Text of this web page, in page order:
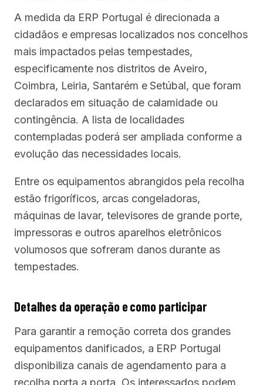
A medida da ERP Portugal é direcionada a
cidadãos e empresas localizados nos concelhos
mais impactados pelas tempestades,
especificamente nos distritos de Aveiro,
Coimbra, Leiria, Santarém e Setúbal, que foram
declarados em situação de calamidade ou
contingência. A lista de localidades
contempladas poderá ser ampliada conforme a
evolução das necessidades locais.
Entre os equipamentos abrangidos pela recolha
estão frigoríficos, arcas congeladoras,
máquinas de lavar, televisores de grande porte,
impressoras e outros aparelhos eletrônicos
volumosos que sofreram danos durante as
tempestades.
Detalhes da operação e como participar
Para garantir a remoção correta dos grandes
equipamentos danificados, a ERP Portugal
disponibiliza canais de agendamento para a
recolha porta a porta. Os interessados podem